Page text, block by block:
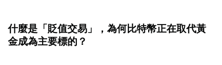
什麼是「貶值交易」，為何比特幣正在取代黃
金成為主要標的？